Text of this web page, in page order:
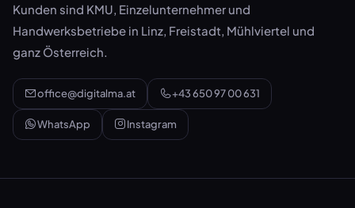
Kunden sind KMU, Einzelunternehmer und
Handwerksbetriebe in Linz, Freistadt, Mühlviertel und
ganz Österreich.
office@digitalma.at +43 650 97 00 631
WhatsApp Instagram